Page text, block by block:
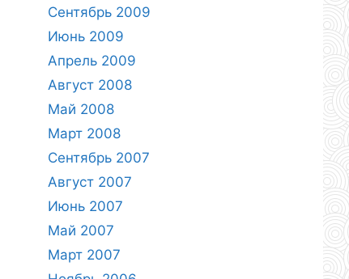
Сентябрь 2009
Июнь 2009
Апрель 2009
Август 2008
Май 2008
Март 2008
Сентябрь 2007
Август 2007
Июнь 2007
Май 2007
Март 2007